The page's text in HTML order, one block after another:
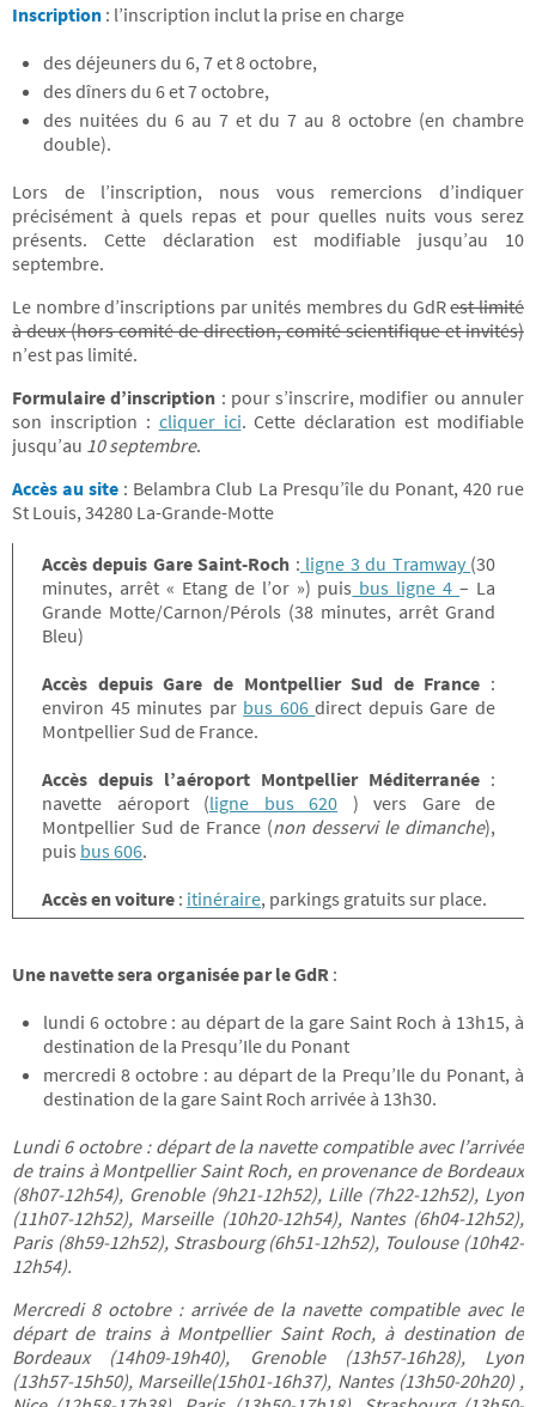
Inscription : l’inscription inclut la prise en charge
des déjeuners du 6, 7 et 8 octobre,
des dîners du 6 et 7 octobre,
des nuitées du 6 au 7 et du 7 au 8 octobre (en chambre
double).
Lors de l’inscription, nous vous remercions d’indiquer
précisément à quels repas et pour quelles nuits vous serez
présents. Cette déclaration est modifiable jusqu’au 10
septembre.
Le nombre d’inscriptions par unités membres du GdRest limité
à deux (hors comité de direction, comité scientifique et invités)
n’est pas limité.
Formulaire d’inscription : pour s’inscrire, modifier ou annuler
son inscription : cliquer ici. Cette déclaration est modifiable
jusqu’au 10 septembre.
Accès au site : Belambra Club La Presqu’île du Ponant, 420 rue
St Louis, 34280 La-Grande-Motte
Accès depuis Gare Saint-Roch : ligne 3 du Tramway (30
minutes, arrêt « Etang de l’or ») puis bus ligne 4– La
Grande Motte/Carnon/Pérols (38 minutes, arrêt Grand
Bleu)
Accès depuis Gare de Montpellier Sud de France :
environ 45 minutes par bus 606direct depuis Gare de
Montpellier Sud de France.
Accès depuis l’aéroport Montpellier Méditerranée :
navette aéroport (ligne bus 620 ) vers Gare de
Montpellier Sud de France (non desservi le dimanche),
puis bus 606.
Accès en voiture : itinéraire, parkings gratuits sur place.
Une navette sera organisée par le GdR :
lundi 6 octobre : au départ de la gare Saint Roch à 13h15, à
destination de la Presqu’Ile du Ponant
mercredi 8 octobre : au départ de la Prequ’Ile du Ponant, à
destination de la gare Saint Roch arrivée à 13h30.
Lundi 6 octobre : départ de la navette compatible avec l’arrivée
de trains à Montpellier Saint Roch, en provenance de Bordeaux
(8h07-12h54), Grenoble (9h21-12h52), Lille (7h22-12h52), Lyon
(11h07-12h52), Marseille (10h20-12h54), Nantes (6h04-12h52),
Paris (8h59-12h52), Strasbourg (6h51-12h52), Toulouse (10h42-
12h54).
Mercredi 8 octobre : arrivée de la navette compatible avec le
départ de trains à Montpellier Saint Roch, à destination de
Bordeaux (14h09-19h40), Grenoble (13h57-16h28), Lyon
(13h57-15h50), Marseille(15h01-16h37), Nantes (13h50-20h20) ,